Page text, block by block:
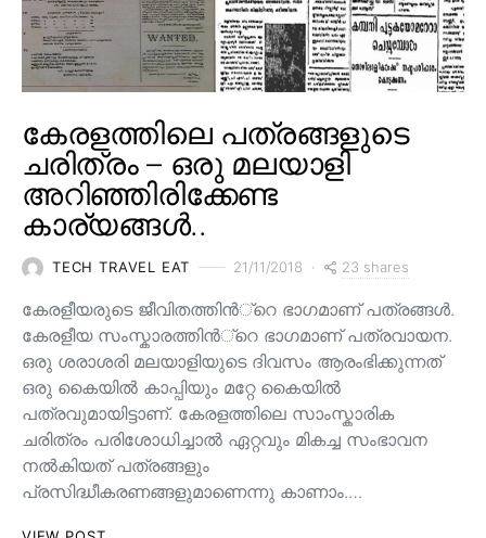
കേരളത്തിലെ പത്രങ്ങളുടെ
ചരിത്രം – ഒരു മലയാളി
അറിഞ്ഞിരിക്കേണ്ട
കാര്യങ്ങൾ..
TECH TRAVEL EAT 21/11/2018 23 shares
കേരളീയരുടെ ജീവിതത്തിന്‍്റെ ഭാഗമാണ് പത്രങ്ങള്‍.
കേരളീയ സംസ്കാരത്തിന്‍്റെ ഭാഗമാണ് പത്രവായന.
ഒരു ശരാശരി മലയാളിയുടെ ദിവസം ആരംഭിക്കുന്നത്
ഒരു കൈയില്‍ കാപ്പിയും മറ്റേ കൈയില്‍
പത്രവുമായിട്ടാണ്. കേരളത്തിലെ സാംസ്കാരിക
ചരിത്രം പരിശോധിച്ചാല്‍ ഏറ്റവും മികച്ച സംഭാവന
നല്‍കിയത് പത്രങ്ങളും
പ്രസിദ്ധീകരണങ്ങളുമാണെന്നു കാണാം.…